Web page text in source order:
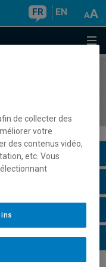
FR EN
de collecter des
votre
des contenus vidéo,
etc. Vous